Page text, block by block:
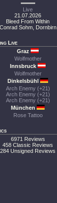
Live
21.07.2026
Bleed From Within
Conrad Sohm, Dornbirn
Live
Graz
Wolfmother
Innsbruck
Wolfmother
Dinkelsbühl
Arch Enemy (+21)
Arch Enemy (+21)
Arch Enemy (+21)
München
Rose Tattoo
6971 Reviews
458 Classic Reviews
284 Unsigned Reviews